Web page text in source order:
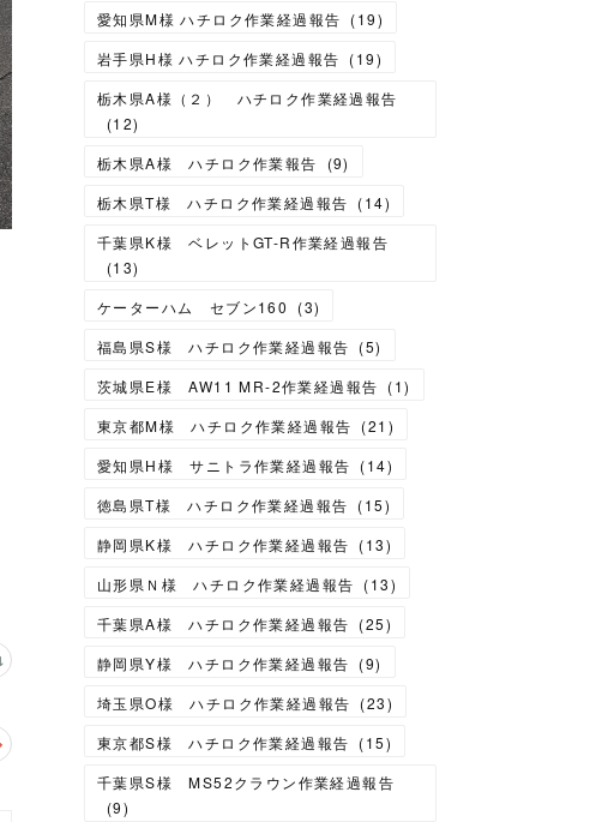
愛知県M様 ハチロク作業経過報告 (19)
岩手県H様 ハチロク作業経過報告 (19)
栃木県A様（２） ハチロク作業経過報告
(12)
栃木県A様 ハチロク作業報告
(9)
栃木県T様 ハチロク作業経過報告 (14)
千葉県K様 ベレットGT-R作業経過報告
(13)
ケーターハム セブン160
(3)
福島県S様 ハチロク作業経過報告 (5)
茨城県E様 AW11 MR-2作業経過報告 (1)
東京都M様 ハチロク作業経過報告 (21 )
愛知県H様 サニトラ作業経過報告 (14)
徳島県T様 ハチロク作業経過報告 (15)
静岡県K様 ハチロク作業経過報告 (13)
山形県Ｎ様 ハチロク作業経過報告 (13)
千葉県A様 ハチロク作業経過報告 (25)
静岡県Y様 ハチロク作業経過報告 (9)
埼玉県O様 ハチロク作業経過報告 (23)
東京都S様 ハチロク作業経過報告 (15)
千葉県S様 MS52クラウン作業経過報告
(9)